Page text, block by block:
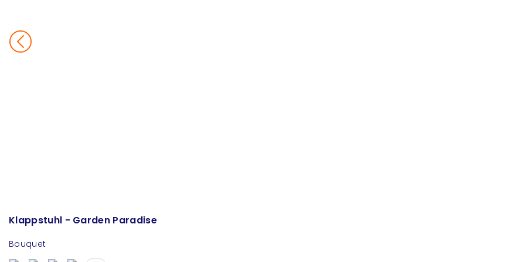
Klappstuhl - Garden Paradise
Bouquet